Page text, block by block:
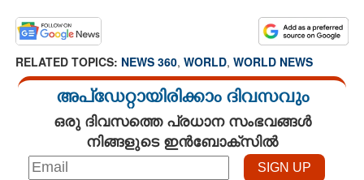
RELATED TOPICS: NEWS 360, WORLD, WORLD NEWS
അപ്ഡേറ്റായിരിക്കാം ദിവസവും
ഒരു ദിവസത്തെ പ്രധാന സംഭവങ്ങൾ
നിങ്ങളുടെ ഇൻബോക്സിൽ